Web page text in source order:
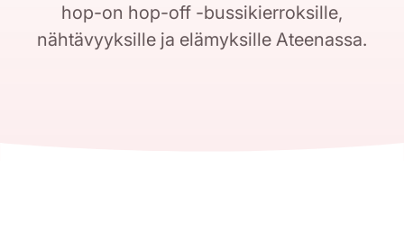
hop-on hop-off -bussikierroksille,
nähtävyyksille ja elämyksille Ateenassa.